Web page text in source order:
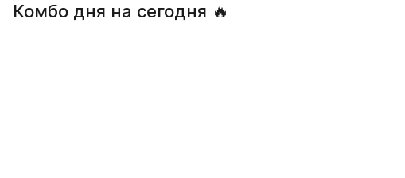
Комбо дня на сегодня 🔥